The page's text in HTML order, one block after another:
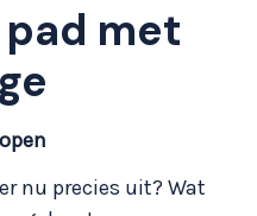
pad met
nu precies uit? Wat